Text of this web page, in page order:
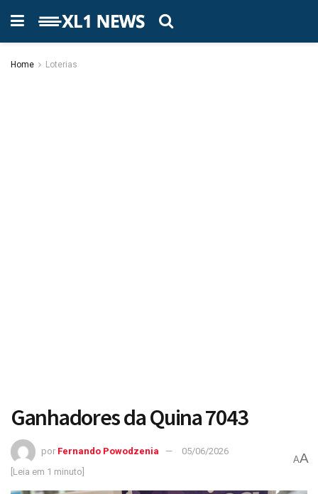
Home Loterias
Ganhadores da Quina 7043
por Fernando Powodzenia
05/06/2026
[Leia em 1 minuto]
AA